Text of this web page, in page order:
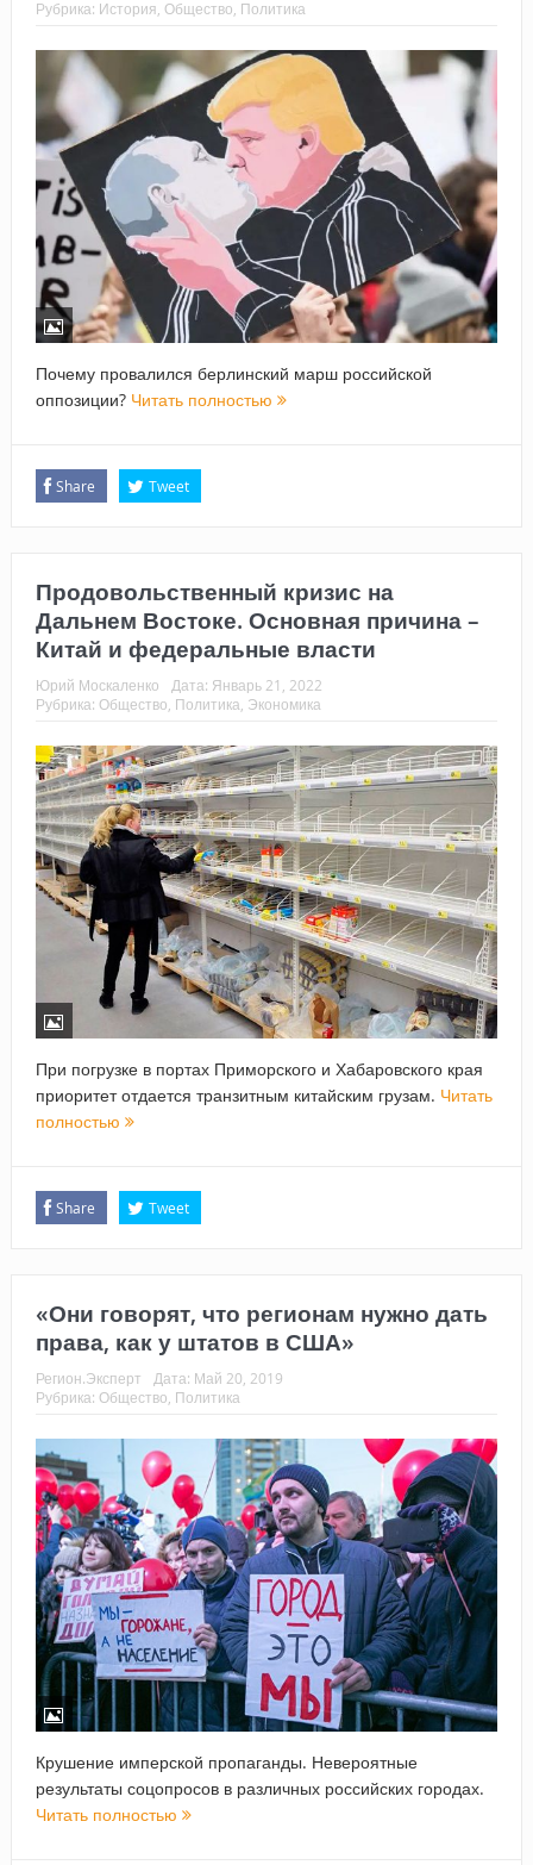
Рубрика: История Общество Политика
Почему провалился берлинский марш российской
оппозиции? Читать полностью
Share Tweet
Продовольственный кризис на
Дальнем Востоке. Основная причина –
Китай и федеральные власти
Юрий Москаленко Дата: Январь 21, 2022
Рубрика: Общество Политика Экономика
При погрузке в портах Приморского и Хабаровского края
приоритет отдается транзитным китайским грузам. Читать
полностью
Share Tweet
«Они говорят, что регионам нужно дать
права, как у штатов в США»
Регион.Эксперт Дата: Май 20, 2019
Рубрика: Общество Политика
Крушение имперской пропаганды. Невероятные
результаты соцопросов в различных российских городах.
Читать полностью